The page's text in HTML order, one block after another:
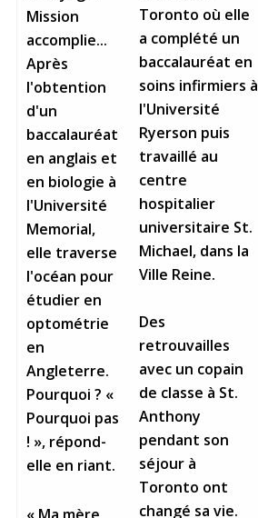
Mission
accomplie...
Après
l'obtention
d'un
baccalauréat
en anglais et
en biologie à
l'Université
Memorial,
elle traverse
l'océan pour
étudier en
optométrie
en
Angleterre.
Pourquoi ? «
Pourquoi pas
! », répond-
elle en riant.
Toronto où elle
a complété un
baccalauréat en
soins infirmiers à
l'Université
Ryerson puis
travaillé au
centre
hospitalier
universitaire St.
Michael, dans la
Ville Reine.
Des
retrouvailles
avec un copain
de classe à St.
Anthony
pendant son
séjour à
Toronto ont
changé sa vie.